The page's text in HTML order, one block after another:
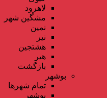
لاهرود
مشگین شهر
نمین
نیر
هشتجین
هیر
بازگشت
بوشهر
تمام شهر‌ها
بوشهر